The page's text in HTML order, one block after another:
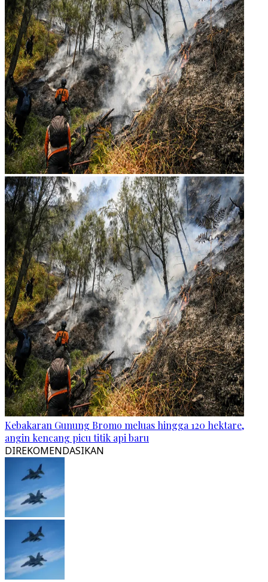
Kebakaran Gunung Bromo meluas hingga 120 hektare,
angin kencang picu titik api baru
DIREKOMENDASIKAN